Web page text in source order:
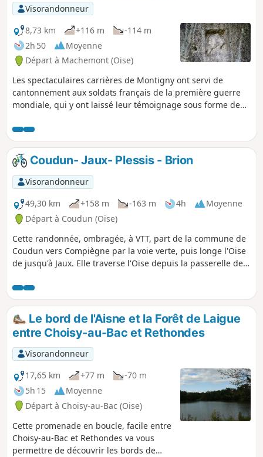
Visorandonneur
8,73 km
+116 m
-114 m
2h 50
Moyenne
Départ à Machemont (Oise)
Les spectaculaires carrières de Montigny ont servi de
cantonnement aux soldats français de la première guerre
mondiale, qui y ont laissé leur témoignage sous forme de
Machemontoise, fait revivre ces lieux et y organise des
visites. Cette randonnée se propose de gagner à pied ces
carrières, principalement à travers bois, tout en passant en
revue le patrimoine de la commune.
Coudun- Jaux- Plessis - Brion
Visorandonneur
49,30 km
+158 m -163 m 4h
Moyenne
Départ à Coudun (Oise)
Cette randonnée, ombragée, à VTT, part de la commune de
Coudun vers Compiègne par la voie verte, puis longe l'Oise
de jusqu'à Jaux. Elle traverse l'Oise depuis la passerelle de
au niveau du pont de l'Aisne, puis traverse à nouveau l'Oise
par un pont atypique du Canal de l'Oise au niveau des
écluses de Longueil-Annel. Elle file ensuite vers le Mont
Ganelon pour redescendre sur Clairoix et finir à Coudun.
Le bord de l'Aisne et la Forêt de Laigue
entre Choisy-au-Bac et Rethondes
Visorandonneur
17,65 km
+77 m
-70 m
5h 15
Moyenne
Départ à Choisy-au-Bac (Oise)
Cette promenade en boucle, facile entre
Choisy-au-Bac et Rethondes va vous
permettre de découvrir les bords de